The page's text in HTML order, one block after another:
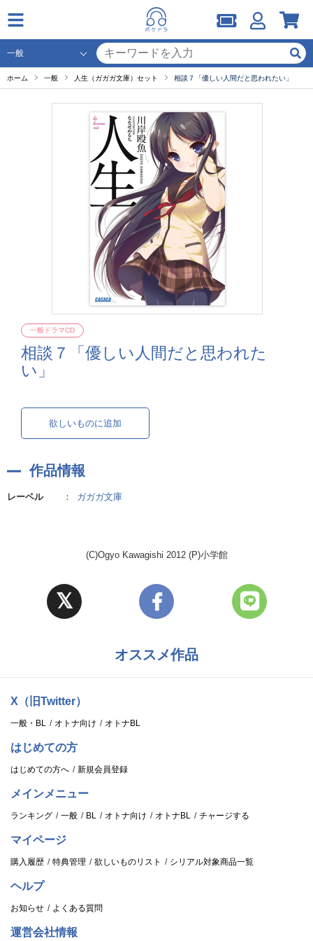
ホーム 一般 人生（ガガガ文庫）セット 相談７「優しい人間だと思われたい」
相談７「優しい人間だと思われた
い」
一般ドラマCD
欲しいものに追加
作品情報
レーベル ： ガガガ文庫
(C)Ogyo Kawagishi 2012 (P)小学館
オススメ作品
X（旧Twitter）
一般・BL オトナ向け オトナBL
はじめての方
はじめての方へ 新規会員登録
メインメニュー
ランキング 一般 BL オトナ向け オトナBL チャージする
マイページ
購入履歴 特典管理 欲しいものリスト シリアル対象商品一覧
ヘルプ
お知らせ よくある質問
運営会社情報